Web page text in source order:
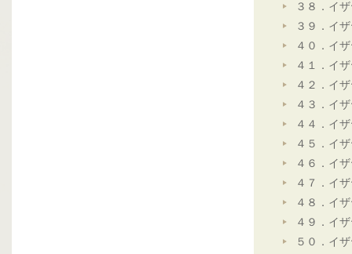
３８．イ
３９．イ
４０．イ
４１．イ
４２．イ
４３．イ
４４．イ
４５．イ
４６．イ
４７．イ
４８．イ
４９．イ
５０．イ